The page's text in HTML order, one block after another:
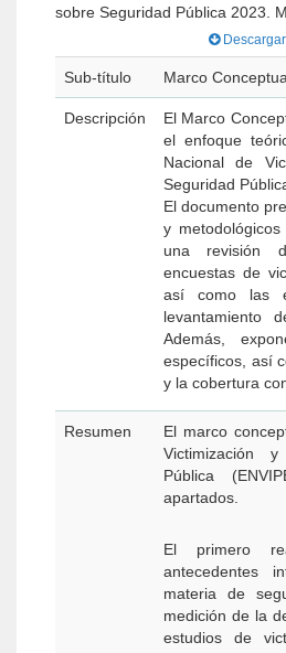
sobre Seguridad Pública 2023.
Descargar
Sub-título Marco
Descripción
El Marco
el enfoque
Nacional de
Seguridad
El documento
y
una revisión
encuestas de
así como las
levantamiento
Además,
específicos, así
y la cobertura
Resumen
El marco
Victimización
Pública
apartados.
El primero
antecedentes
materia de
medición de la
estudios de